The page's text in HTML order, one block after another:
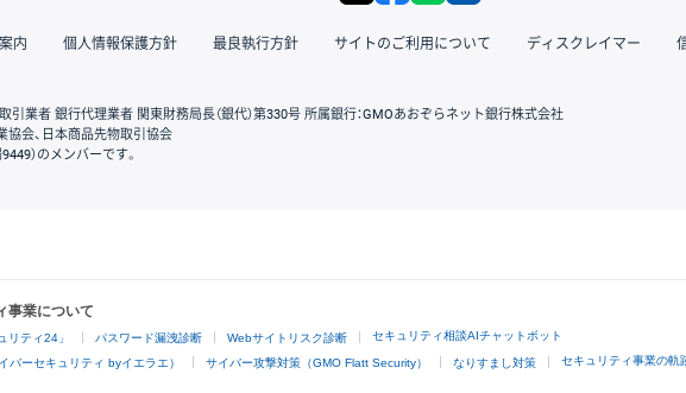
内 個人情報保護方針 最良執行方針 サイトのご利用について ディスクレイマー
引業者 銀行代理業者 関東財務局長（銀代）第330号 所属銀行：GMOあおぞらネット銀行株式会社
協会、日本商品先物取引協会
）のメンバーです。
事業について
リティ24」 パスワード漏洩診断 Webサイトリスク診断 セキュリティ相談AIチャットボット
バーセキュリティ byイエラエ） サイバー攻撃対策（GMO Flatt Security） なりすまし対策 セキュリティ事業の軌